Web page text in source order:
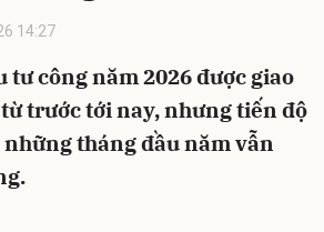
14:27
tư công năm 2026 được giao
trước tới nay, nhưng tiến độ
tháng đầu năm vẫn
Hủy